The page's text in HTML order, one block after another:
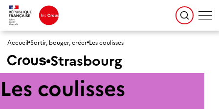
Accueil Sortir, bouger, créer Les coulisses
Strasbourg
Les coulisses